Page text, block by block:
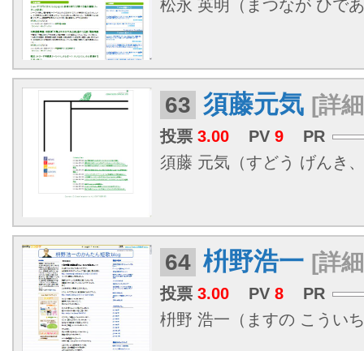
松永 英明（まつなが ひで
63 須藤元気 [詳
投票 3.00 PV 9
PR
須藤 元気（すどう げんき
64 枡野浩一 [詳
投票 3.00 PV 8
PR
枡野 浩一（ますの こうい